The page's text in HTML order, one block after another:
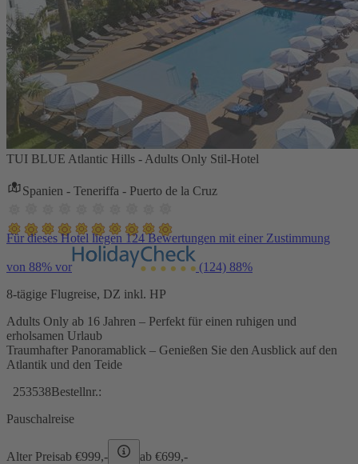
TUI BLUE Atlantic Hills - Adults Only Stil-Hotel
Spanien - Teneriffa - Puerto de la Cruz
Für dieses Hotel liegen 124 Bewertungen mit einer Zustimmung
von 88% vor (124) 88%
8-tägige Flugreise, DZ inkl. HP
Adults Only ab 16 Jahren – Perfekt für einen ruhigen und
erholsamen Urlaub
Traumhafter Panoramablick – Genießen Sie den Ausblick auf den
Atlantik und den Teide
253538Bestellnr.:
Pauschalreise
Alter Preisab €999,- ab €699,-